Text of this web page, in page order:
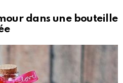
dans une bouteille